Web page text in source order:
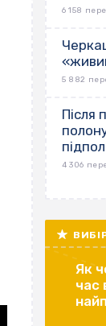
6 158
5 882
Після
4 306
Як
час